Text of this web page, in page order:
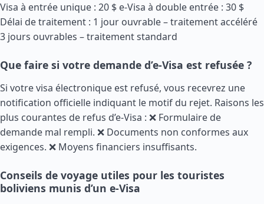
Visa à entrée unique : 20 $ e-Visa à double entrée : 30 $
Délai de traitement : 1 jour ouvrable – traitement accéléré
3 jours ouvrables – traitement standard
Que faire si votre demande d’e-Visa est refusée ?
Si votre visa électronique est refusé, vous recevrez une
notification officielle indiquant le motif du rejet. Raisons les
plus courantes de refus d’e-Visa : ❌ Formulaire de
demande mal rempli. ❌ Documents non conformes aux
exigences. ❌ Moyens financiers insuffisants.
Conseils de voyage utiles pour les touristes
boliviens munis d’un e-Visa